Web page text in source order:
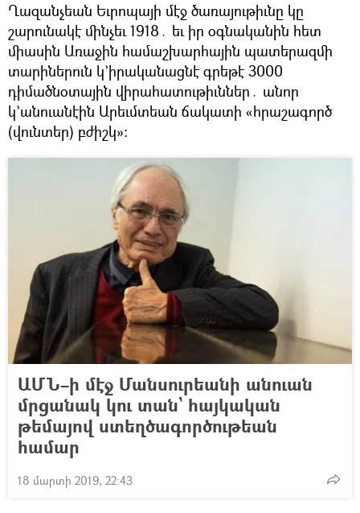
Ղազանչեան Եւրոպայի մէջ ծառայութիւնը կը
շարունակէ մինչեւ 1918․ եւ իր օգնականին հետ
միասին Առաջին համաշխարհային պատերազմի
տարիներուն կ’իրականացնէ գրեթէ 3000
դիմածնօտային վիրահատութիւններ․ անոր
կ’անուանէին Արեւմտեան ճակատի «հրաշագործ
(վունտեր) բժիշկ»:
ԱՄՆ–ի մէջ Մանսուրեանի անուան
մրցանակ կու տան` հայկական
թեմայով ստեղծագործութեան
համար
18 մարտի 2019, 22:43